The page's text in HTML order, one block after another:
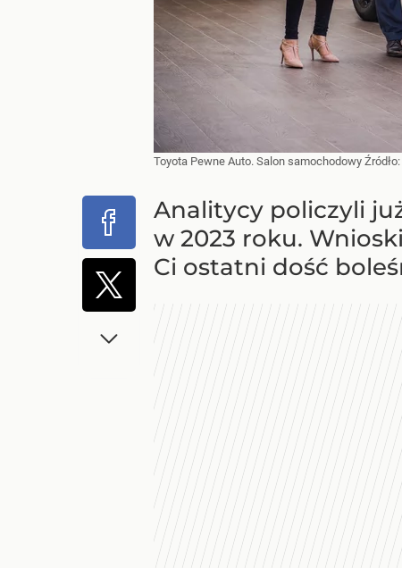
Toyota Pewne Auto. Salon samochodowy Źródło:
Analitycy policzyli
w 2023 roku.
Ci ostatni dość